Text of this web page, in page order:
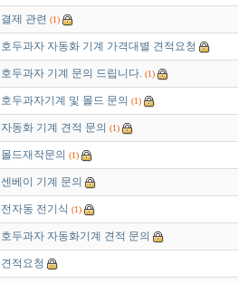
결제 관련 (1)
호두과자 자동화 기계 가격대별 견적요청
호두과자 기계 문의 드립니다. (1)
호두과자기계 및 몰드 문의 (1)
자동화 기계 견적 문의 (1)
몰드재작문의 (1)
센베이 기계 문의
전자동 전기식 (1)
호두과자 자동화기계 견적 문의
견적요청